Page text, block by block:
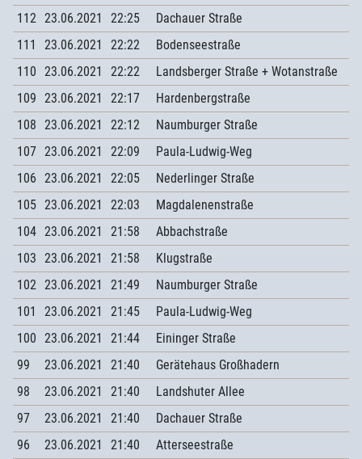
112 23.06.2021 22:25
Dachauer Straße
111
23.06.2021 22:22
Bodenseestraße
110
23.06.2021 22:22
Landsberger Straße + Wotanstraße
109
23.06.2021 22:17
Hardenbergstraße
108
23.06.2021 22:12
Naumburger Straße
107 23.06.2021 22:09
Paula-Ludwig-Weg
106
23.06.2021 22:05
Nederlinger Straße
105 23.06.2021 22:03
Magdalenenstraße
104 23.06.2021 21:58
Abbachstraße
103
23.06.2021 21:58
Klugstraße
102 23.06.2021 21:49
Naumburger Straße
101
23.06.2021 21:45
Paula-Ludwig-Weg
100
23.06.2021 21:44
Eininger Straße
99
23.06.2021 21:40
Gerätehaus Großhadern
98
23.06.2021 21:40
Landshuter Allee
97
23.06.2021 21:40
Dachauer Straße
96
23.06.2021 21:40
Atterseestraße